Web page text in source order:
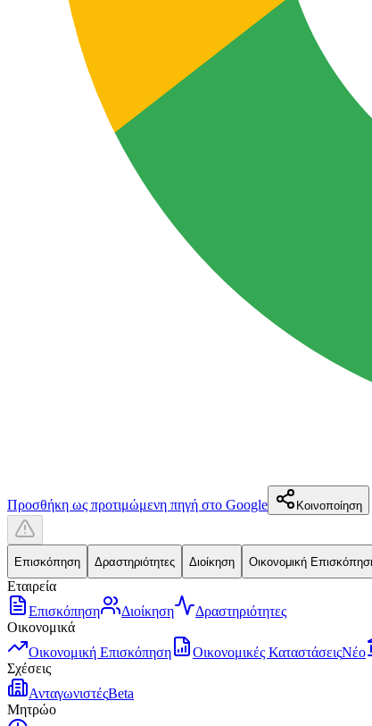
Προσθήκη ως προτιμώμενη πηγή στο Google Κοινοποίηση
Επισκόπηση Δραστηριότητες Διοίκηση Οικονομική
Εταιρεία
Επισκόπηση
Διοίκηση
Δραστηριότητες
Οικονομικά
Οικονομική Επισκόπηση
Οικονομικές ΚαταστάσειςΝέο
Σχέσεις
ΑνταγωνιστέςBeta
Μητρώο